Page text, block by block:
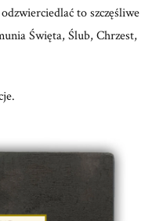
to szczęśliwe
Święta, Ślub, Chrzest,